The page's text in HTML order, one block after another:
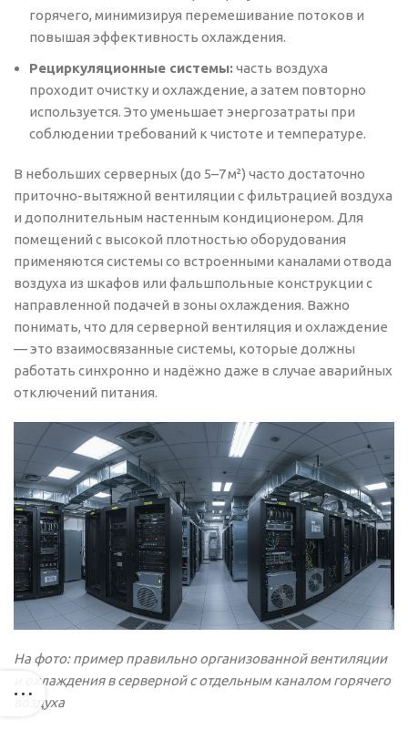
горячего, минимизируя перемешивание потоков и
повышая эффективность охлаждения.
Рециркуляционные системы:часть воздуха
проходит очистку и охлаждение, а затем повторно
используется. Это уменьшает энергозатраты при
соблюдении требований к чистоте и температуре.
В небольших серверных (до 5–7 м²) часто достаточно
приточно-вытяжной вентиляции с фильтрацией воздуха
и дополнительным настенным кондиционером. Для
помещений с высокой плотностью оборудования
применяются системы со встроенными каналами отвода
воздуха из шкафов или фальшпольные конструкции с
направленной подачей в зоны охлаждения. Важно
понимать, что для серверной вентиляция и охлаждение
— это взаимосвязанные системы, которые должны
работать синхронно и надёжно даже в случае аварийных
отключений питания.
На фото: пример правильно организованной вентиляции
и охлаждения в серверной с отдельным каналом горячего
воздуха